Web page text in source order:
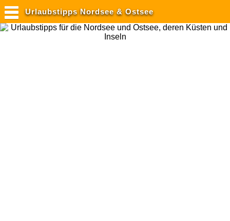
Urlaubstipps Nordsee & Ostsee